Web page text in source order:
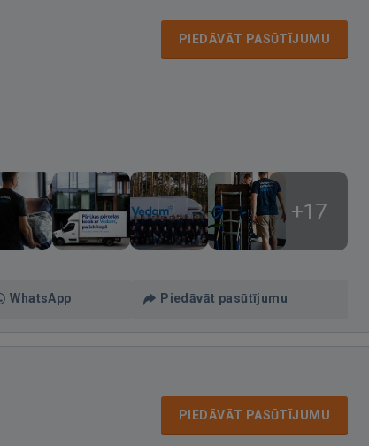
PIEDĀVĀT PASŪTĪJUMU
+17
WhatsApp Piedāvāt pasūtījumu
PIEDĀVĀT PASŪTĪJUMU